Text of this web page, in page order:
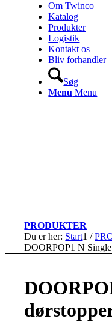
Om Twinco
Katalog
Produkter
Logistik
Kontakt os
Bliv forhandler
Søg
Menu Menu
PRODUKTER
Du er her: Start1 /
DOORPOP1 N